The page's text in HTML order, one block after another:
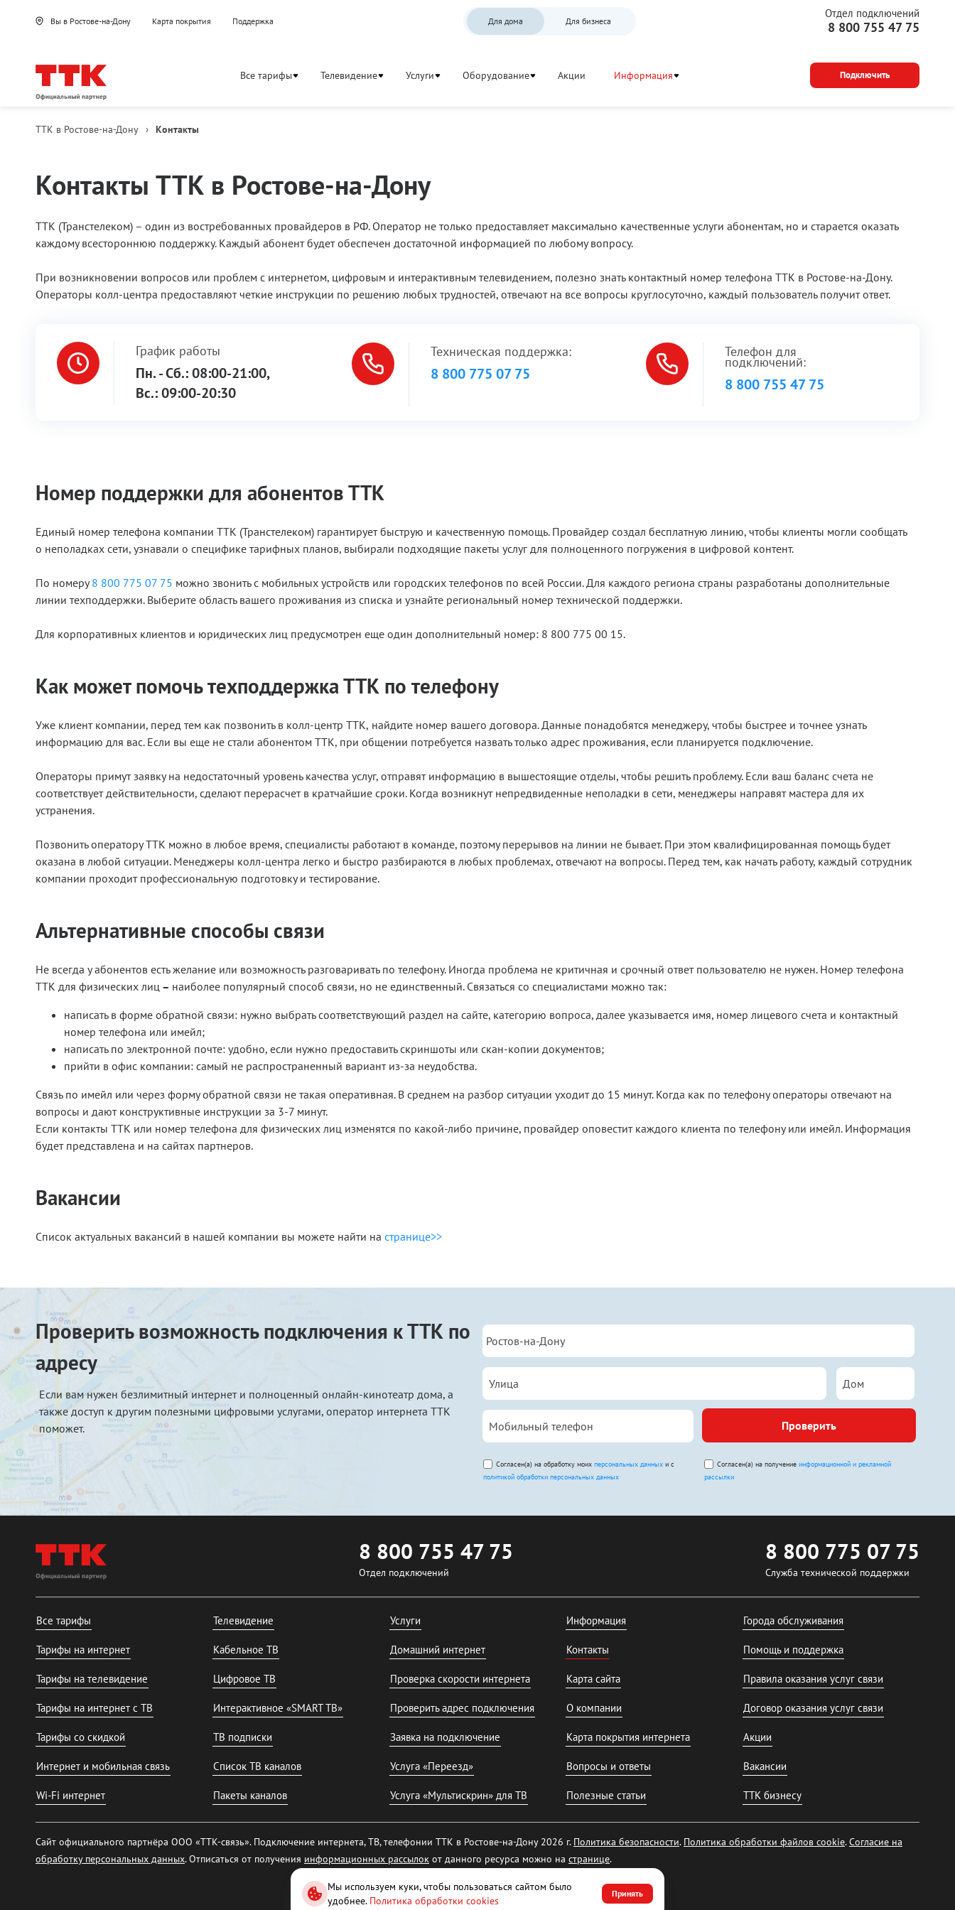
Вы в Ростове-на-Дону Карта покрытия Поддержка Для дома Для бизнеса
Отдел подключений
8 800 755 47 75
Все тарифы Телевидение Услуги Оборудование Акции Информация Подключить
ТТК в Ростове-на-Дону › Контакты
Контакты ТТК в Ростове-на-Дону
ТТК (Транстелеком) – один из востребованных провайдеров в РФ. Оператор не только предоставляет максимально качественные услуги абонентам, но и старается оказать
каждому всестороннюю поддержку. Каждый абонент будет обеспечен достаточной информацией по любому вопросу.
При возникновении вопросов или проблем с интернетом, цифровым и интерактивным телевидением, полезно знать контактный номер телефона ТТК в Ростове-на-Дону.
Операторы колл-центра предоставляют четкие инструкции по решению любых трудностей, отвечают на все вопросы круглосуточно, каждый пользователь получит ответ.
График работы
Пн. - Сб.: 08:00-21:00,
Вс.: 09:00-20:30
Техническая поддержка:
8 800 775 07 75
Телефон для
подключений:
8 800 755 47 75
Номер поддержки для абонентов ТТК
Единый номер телефона компании ТТК (Транстелеком) гарантирует быструю и качественную помощь. Провайдер создал бесплатную линию, чтобы клиенты могли сообщать
о неполадках сети, узнавали о специфике тарифных планов, выбирали подходящие пакеты услуг для полноценного погружения в цифровой контент.
По номеру8 800 775 07 75 можно звонить с мобильных устройств или городских телефонов по всей России. Для каждого региона страны разработаны дополнительные
линии техподдержки. Выберите область вашего проживания из списка и узнайте региональный номер технической поддержки.
Для корпоративных клиентов и юридических лиц предусмотрен еще один дополнительный номер: 8 800 775 00 15.
Как может помочь техподдержка ТТК по телефону
Уже клиент компании, перед тем как позвонить в колл-центр ТТК, найдите номер вашего договора. Данные понадобятся менеджеру, чтобы быстрее и точнее узнать
информацию для вас. Если вы еще не стали абонентом ТТК, при общении потребуется назвать только адрес проживания, если планируется подключение.
Операторы примут заявку на недостаточный уровень качества услуг, отправят информацию в вышестоящие отделы, чтобы решить проблему. Если ваш баланс счета не
соответствует действительности, сделают перерасчет в кратчайшие сроки. Когда возникнут непредвиденные неполадки в сети, менеджеры направят мастера для их
устранения.
Позвонить оператору ТТК можно в любое время, специалисты работают в команде, поэтому перерывов на линии не бывает. При этом квалифицированная помощь будет
оказана в любой ситуации. Менеджеры колл-центра легко и быстро разбираются в любых проблемах, отвечают на вопросы. Перед тем, как начать работу, каждый сотрудник
компании проходит профессиональную подготовку и тестирование.
Альтернативные способы связи
Не всегда у абонентов есть желание или возможность разговаривать по телефону. Иногда проблема не критичная и срочный ответ пользователю не нужен. Номер телефона
ТТК для физических лиц – наиболее популярный способ связи, но не единственный. Связаться со специалистами можно так:
написать в форме обратной связи: нужно выбрать соответствующий раздел на сайте, категорию вопроса, далее указывается имя, номер лицевого счета и контактный
номер телефона или имейл;
написать по электронной почте: удобно, если нужно предоставить скриншоты или скан-копии документов;
прийти в офис компании: самый не распространенный вариант из-за неудобства.
Связь по имейл или через форму обратной связи не такая оперативная. В среднем на разбор ситуации уходит до 15 минут. Когда как по телефону операторы отвечают на
вопросы и дают конструктивные инструкции за 3-7 минут.
Если контакты ТТК или номер телефона для физических лиц изменятся по какой-либо причине, провайдер оповестит каждого клиента по телефону или имейл. Информация
будет представлена и на сайтах партнеров.
Вакансии
Список актуальных вакансий в нашей компании вы можете найти на странице>>
Проверить возможность подключения к ТТК по
адресу
Если вам нужен безлимитный интернет и полноценный онлайн-кинотеатр дома, а
также доступ к другим полезными цифровыми услугами, оператор интернета ТТК
поможет.
Проверить
Согласен(а) на обработку моих персональных данных и с
политикой обработки персональных данных
Согласен(а) на получение информационной и рекламной
рассылки
8 800 755 47 75
Отдел подключений
8 800 775 07 75
Служба технической поддержки
Все тарифы
Тарифы на интернет
Тарифы на телевидение
Тарифы на интернет с ТВ
Тарифы со скидкой
Интернет и мобильная связь
Wi-Fi интернет
Телевидение
Кабельное ТВ
Цифровое ТВ
Интерактивное «SMART ТВ»
ТВ подписки
Список ТВ каналов
Пакеты каналов
Услуги
Домашний интернет
Проверка скорости интернета
Проверить адрес подключения
Заявка на подключение
Услуга «Переезд»
Услуга «Мультискрин» для ТВ
Информация
Контакты
Карта сайта
О компании
Карта покрытия интернета
Вопросы и ответы
Полезные статьи
Города обслуживания
Помощь и поддержка
Правила оказания услуг связи
Договор оказания услуг связи
Акции
Вакансии
ТТК бизнесу
Сайт официального партнёра ООО «ТТК-связь». Подключение интернета, ТВ, телефонии ТТК в Ростове-на-Дону 2026 г. Политика безопасности. Политика обработки файлов cookie.Согласие на
обработку персональных данных. Отписаться от получения информационных рассылок от данного ресурса можно на странице.
Мы используем куки, чтобы пользоваться сайтом было
удобнее. Политика обработки cookies
Принять